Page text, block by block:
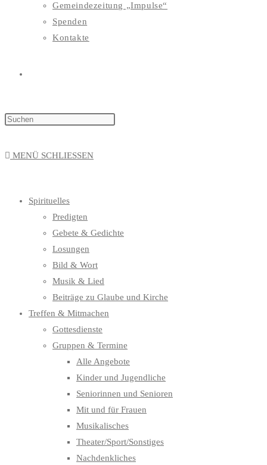
Gemeindezeitung „Impulse“
Spenden
Kontakte
MENÜ SCHLIESSEN
Spirituelles
Predigten
Gebete & Gedichte
Losungen
Bild & Wort
Musik & Lied
Beiträge zu Glaube und Kirche
Treffen & Mitmachen
Gottesdienste
Gruppen & Termine
Alle Angebote
Kinder und Jugendliche
Seniorinnen und Senioren
Mit und für Frauen
Musikalisches
Theater/Sport/Sonstiges
Nachdenkliches